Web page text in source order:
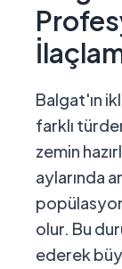
Balgat'ın
farklı
zemin
aylarında
olur. Bu
ederek